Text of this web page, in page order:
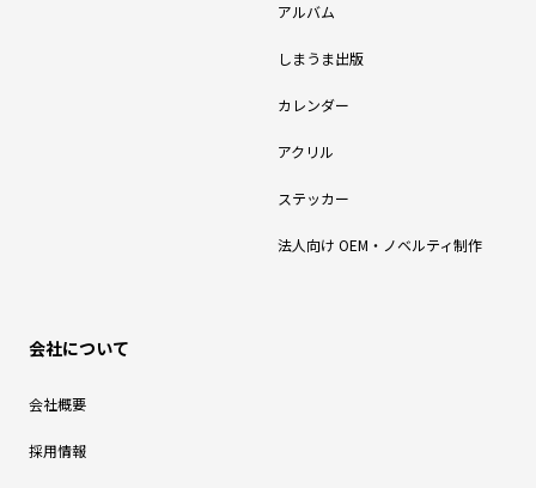
アルバム
しまうま出版
カレンダー
アクリル
ステッカー
法人向け OEM・ノベルティ制作
会社について
会社概要
採用情報